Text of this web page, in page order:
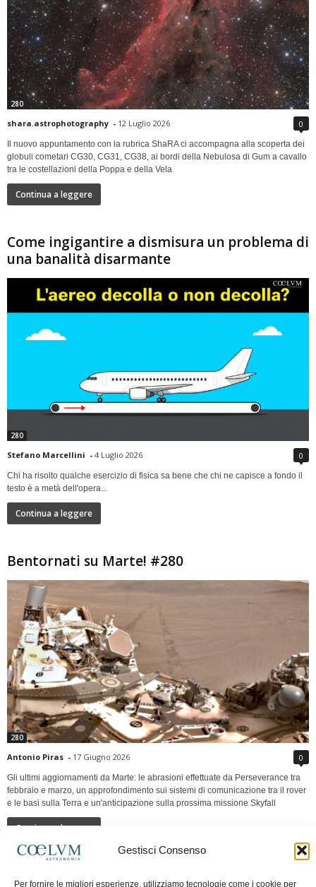
Gestisci Consenso
Per fornire le migliori esperienze, utilizziamo tecnologie come i cookie per
280
shara.astrophotography - 12 Luglio 2026 0
Il nuovo appuntamento con la rubrica ShaRA ci accompagna alla scoperta dei
globuli cometari CG30, CG31, CG38, ai bordi della Nebulosa di Gum a cavallo
tra le costellazioni della Poppa e della Vela
Continua a leggere
Come ingigantire a dismisura un problema di
una banalità disarmante
280
Stefano Marcellini - 4 Luglio 2026 0
Chi ha risolto qualche esercizio di fisica sa bene che chi ne capisce a fondo il
testo è a metà dell'opera...
Continua a leggere
Bentornati su Marte! #280
280
Antonio Piras - 17 Giugno 2026 0
Gli ultimi aggiornamenti da Marte: le abrasioni effettuate da Perseverance tra
febbraio e marzo, un approfondimento sui sistemi di comunicazione tra il rover
e le basi sulla Terra e un'anticipazione sulla prossima missione Skyfall
Continua a leggere